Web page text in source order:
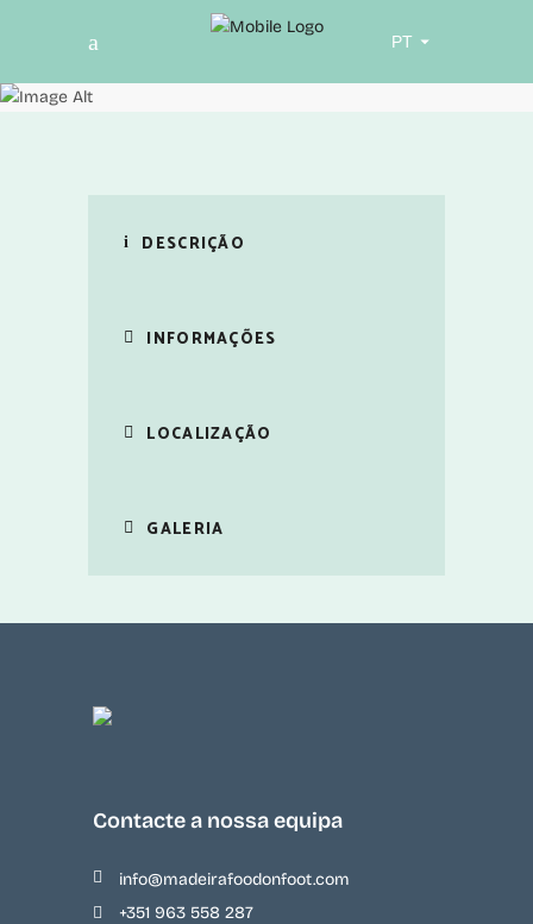
Escolha
DESCRIÇÃO
INFORMAÇÕES
LOCALIZAÇÃO
GALERIA
Contacte a nossa equipa
info@madeirafoodonfoot.com
+351 963 558 287